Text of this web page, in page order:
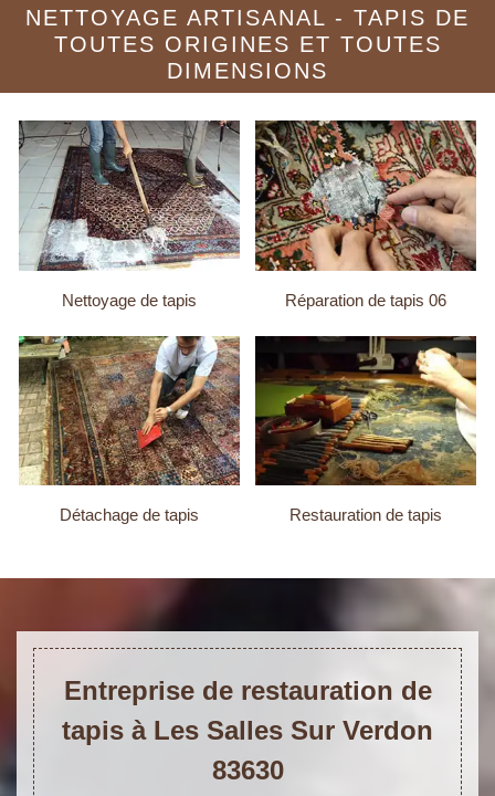
NETTOYAGE ARTISANAL - TAPIS DE
TOUTES ORIGINES ET TOUTES
DIMENSIONS
Nettoyage de tapis Réparation de tapis 06
Détachage de tapis Restauration de tapis
Entreprise de restauration de
tapis à Les Salles Sur Verdon
83630